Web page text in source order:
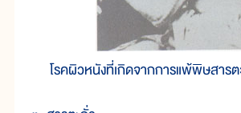
โรคผิวหนังที่เกิดจากการแพ้พิษสารต